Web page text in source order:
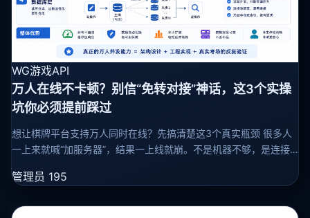
WG游戏API
万人在线不卡顿？别信“免转对接”神话，这3个实操
坑你必须提前踩过
想让棋牌平台支持万人同时在线？先搞清楚这3个真实瓶颈 很多人
一上来就喊“加服务器”，结果一上线就崩。不是机器不够，是连接
的
管理员 195